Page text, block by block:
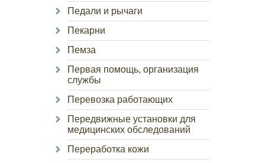
Педали и рычаги
Пекарни
Пемза
Первая помощь, организация
службы
Перевозка работающих
Передвижные установки для
медицинских обследований
Переработка кожи